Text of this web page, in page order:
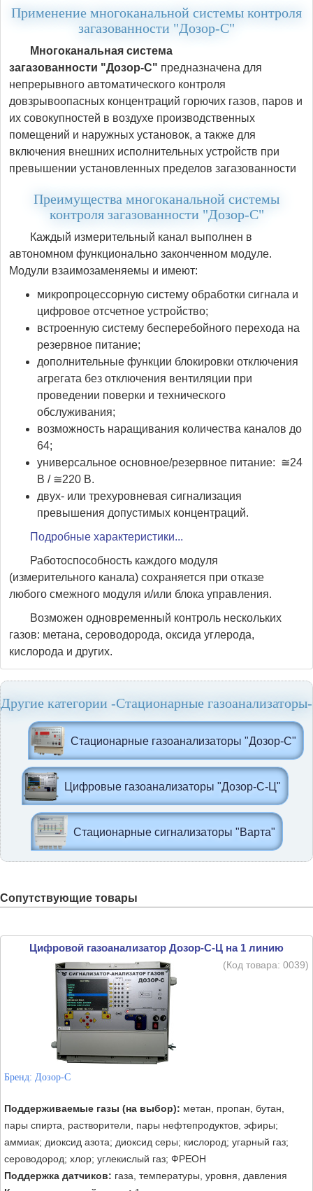
Применение многоканальной системы контроля
загазованности "Дозор-С"
Многоканальная система
загазованности "Дозор-С" предназначена для
непрерывного автоматического контроля
довзрывоопасных концентраций горючих газов, паров и
их совокупностей в воздухе производственных
помещений и наружных установок, а также для
включения внешних исполнительных устройств при
превышении установленных пределов загазованности
Преимущества многоканальной системы
контроля загазованности "Дозор-С"
Каждый измерительный канал выполнен в
автономном функционально законченном модуле.
Модули взаимозаменяемы и имеют:
микропроцессорную систему обработки сигнала и
цифровое отсчетное устройство;
встроенную систему бесперебойного перехода на
резервное питание;
дополнительные функции блокировки отключения
агрегата без отключения вентиляции при
проведении поверки и технического
обслуживания;
возможность наращивания количества каналов до
64;
универсальное основное/резервное питание: ≅24
В / ≅220 В.
двух- или трехуровневая сигнализация
превышения допустимых концентраций.
Подробные характеристики...
Работоспособность каждого модуля
(измерительного канала) сохраняется при отказе
любого смежного модуля и/или блока управления.
Возможен одновременный контроль нескольких
газов: метана, сероводорода, оксида углерода,
кислорода и других.
Другие категории -Стационарные газоанализаторы-
Стационарные газоанализаторы "Дозор-С"
Цифровые газоанализаторы "Дозор-С-Ц"
Стационарные сигнализаторы "Варта"
Сопутствующие товары
Цифровой газоанализатор Дозор-С-Ц на 1 линию
(Код товара: 0039)
Бренд: Дозор-С
Поддерживаемые газы (на выбор): метан, пропан, бутан,
пары спирта, растворители, пары нефтепродуктов, эфиры;
аммиак; диоксид азота; диоксид серы; кислород; угарный газ;
сероводород; хлор; углекислый газ; ФРЕОН
Поддержка датчиков: газа, температуры, уровня, давления